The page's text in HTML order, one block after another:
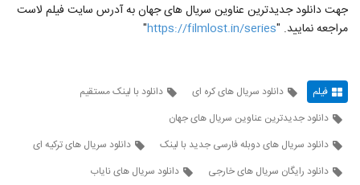
جهت دانلود جدیدترین عناوین سریال های جهان به آدرس سایت فیلم لاست
مراجعه نمایید. "https://filmlost.in/series
"
فیلم دانلود سریال های کره ای
دانلود با لینک مستقیم
دانلود جدیدترین عناوین سریال های جهان
دانلود سریال های دوبله فارسی جدید با لینک
دانلود سریال های ترکیه ای
دانلود رایگان سریال های خارجی
دانلود سریال های نایاب